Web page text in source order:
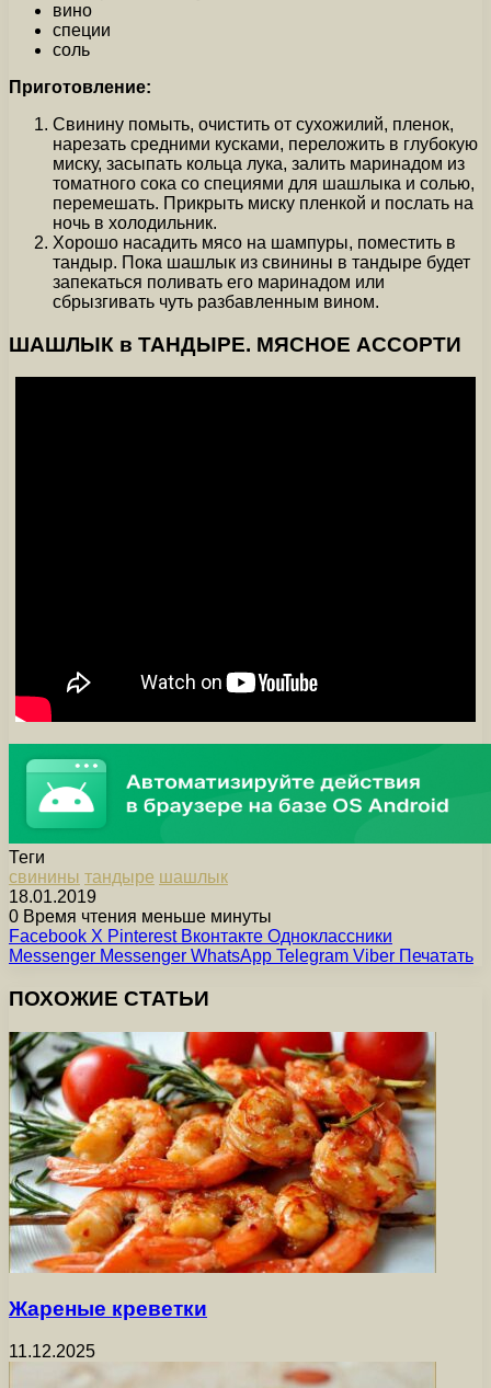
вино
специи
соль
Приготовление:
Свинину помыть, очистить от сухожилий, пленок,
нарезать средними кусками, переложить в глубокую
миску, засыпать кольца лука, залить маринадом из
томатного сока со специями для шашлыка и солью,
перемешать. Прикрыть миску пленкой и послать на
ночь в холодильник.
Хорошо насадить мясо на шампуры, поместить в
тандыр. Пока шашлык из свинины в тандыре будет
запекаться поливать его маринадом или
сбрызгивать чуть разбавленным вином.
ШАШЛЫК в ТАНДЫРЕ. МЯСНОЕ АССОРТИ
Теги
свинины тандыре шашлык
18.01.2019
0 Время чтения меньше минуты
Facebook X Pinterest Вконтакте Одноклассники
Messenger Messenger WhatsApp Telegram Viber Печатать
ПОХОЖИЕ СТАТЬИ
Жареные креветки
11.12.2025